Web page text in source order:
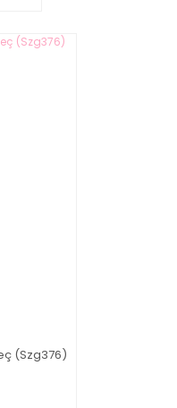
(Szg376)